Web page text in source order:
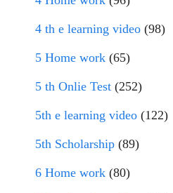
4 th e learning video (98)
5 Home work (65)
5 th Onlie Test (252)
5th e learning video (122)
5th Scholarship (89)
6 Home work (80)